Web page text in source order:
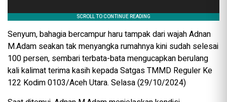
Senyum, bahagia bercampur haru tampak dari wajah Adnan
M.Adam seakan tak menyangka rumahnya kini sudah selesai
100 persen, sembari terbata-bata mengucapkan berulang
kali kalimat terima kasih kepada Satgas TMMD Reguler Ke
122 Kodim 0103/Aceh Utara. Selasa (29/10/2024)